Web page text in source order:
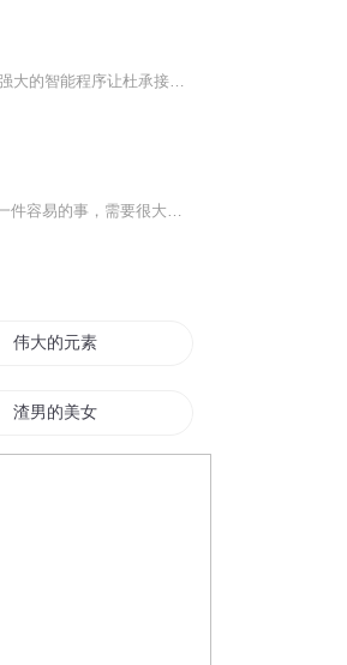
【内容简介】一款生产于公元3009年的戒指型智能生物电脑，穿越时空砸在了杜承的头上，强大的智能程序让杜承接触到了未来千年内的高科技知识。——商业、工业、科技，杜承无不遥遥领先，发展未来高科技，更是让杜承立于不败之地。——从一个被赶出家门的私...
掌握不焦虑、不生气、不拖延的方法，获得不失控、不失衡、不失意的活法。情绪控制不是一件容易的事，需要很大的勇气与坚定的信念，《情绪控制》一书，从多角度阐述了一个人获得成功所需要的克服的种种来自自己的负面情绪。书中内容能帮助读者解决现实中的...
伟大的元素控制师
渣男的美女控制系统